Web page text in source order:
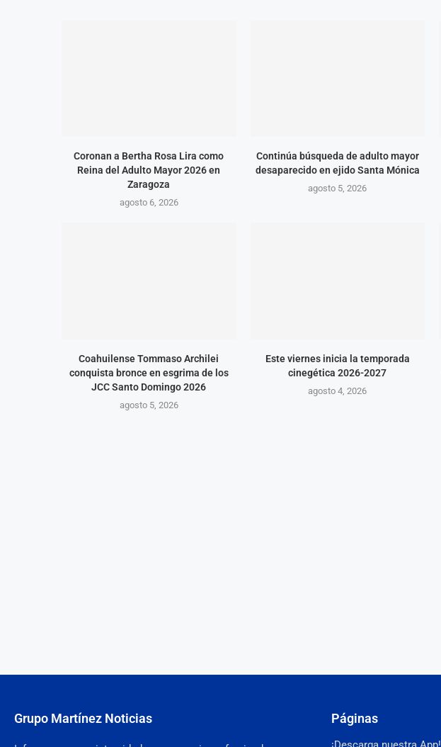
Coronan a Bertha Rosa Lira como
Reina del Adulto Mayor 2026 en
Zaragoza
agosto 6, 2026
Continúa búsqueda de adulto mayor
desaparecido en ejido Santa Mónica
agosto 5, 2026
Coahuilense Tommaso Archilei
conquista bronce en esgrima de los
JCC Santo Domingo 2026
agosto 5, 2026
Este viernes inicia la temporada
cinegética 2026-2027
agosto 4, 2026
Grupo Martínez Noticias Páginas